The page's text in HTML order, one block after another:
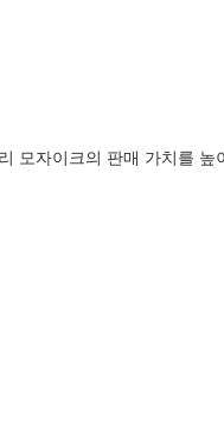
모자이크의 판매 가치를